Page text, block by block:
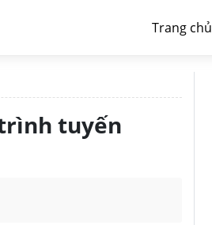
Trang chủ
trình tuyến